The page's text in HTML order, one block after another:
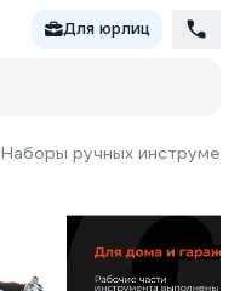
Для юрлиц
Наборы ручных